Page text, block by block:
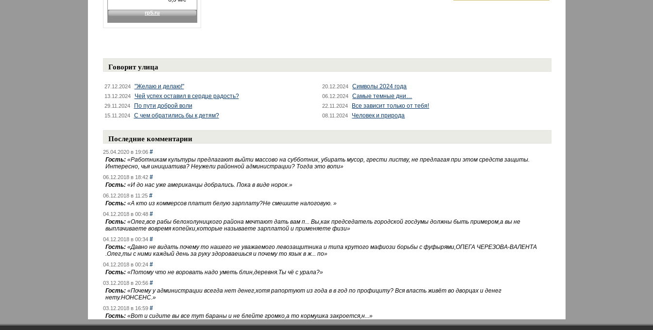
Говорит улица
27.12.2024 "Желаю и делаю!" 20.12.2024 Символы 2024 года
13.12.2024 Чей успех оставил в сердце радость? 06.12.2024 Самые темные дни…
29.11.2024 По пути доброй воли 22.11.2024 Все зависит только от тебя!
15.11.2024 С чем обратились бы к детям? 08.11.2024 Человек и природа
Последние комментарии
25.04.2020 в 19:06 #
Гость: «Работникам культуры предлагают выйти массово на субботник, убирать мусор, грести листву, не предлагая при этом средств защиты.
Интересно, чья инициатива? Неужели районной администрации? Тогда это вопи»
06.12.2018 в 18:42 #
Гость: «И до нас уже американцы добрались. Пока в виде норок.»
06.12.2018 в 11:25 #
Гость: «А кто из коммерсов платит белую зарплату?Не смешите налоговую. »
04.12.2018 в 00:48 #
Гость: «Олег,все рабы белохолуницкого района мечтают дать вам п... Вы,как председатель городской госдумы должны быть примером,а вы не
выплачиваете вовремя копейки,которые называете зарплатой и применяете физи»
04.12.2018 в 00:34 #
Гость: «Давно не видать почему то нашего не уважаемого левозащитника и типа крутого мафиози борьбы с фуфырями,ОПЕГА ЧЕРЕЗОВА-ВАЛЕНТА
.Олег,ты с ними каждый день за руку здороваешься и почему то язык в ж... по»
04.12.2018 в 00:24 #
Гость: «Потому что не воровать надо уметь блин,деревня.Ты чё с урала?»
03.12.2018 в 20:56 #
Гость: «Почему у администрации всегда нет денег,хотя рапортуют из года в в год по профициту? Вся власть живёт во дворцах и денег
нету.НОНСЕНС.»
03.12.2018 в 16:59 #
Гость: «Вот и сидите вы все тут бараны и не блейте громко,а то кормушка закроется,н...»